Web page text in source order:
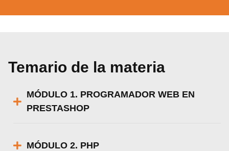
Temario de la materia
MÓDULO 1. PROGRAMADOR WEB EN
PRESTASHOP
MÓDULO 2. PHP